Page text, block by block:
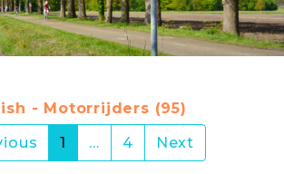
- Motorrijders (95)
1 (current)
… 4 Next